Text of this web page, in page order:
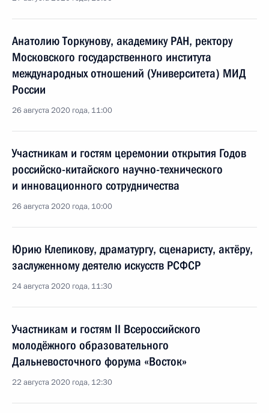
Анатолию Торкунову, академику РАН, ректору
Московского государственного института
международных отношений (Университета) МИД
России
26 августа 2020 года, 11:00
Участникам и гостям церемонии открытия Годов
российско-китайского научно-технического
и инновационного сотрудничества
26 августа 2020 года, 10:00
Юрию Клепикову, драматургу, сценаристу, актёру,
заслуженному деятелю искусств РСФСР
24 августа 2020 года, 11:30
Участникам и гостям II Всероссийского
молодёжного образовательного
Дальневосточного форума «Восток»
22 августа 2020 года, 12:30